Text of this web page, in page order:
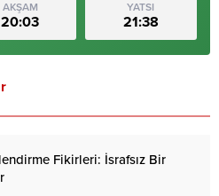
AKŞAM
20:03
YATSI
21:38
Fikirleri: İsrafsız Bir